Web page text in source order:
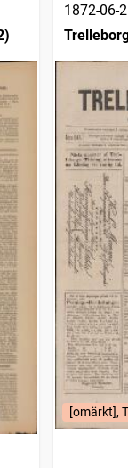
1872-06-
[omärkt],